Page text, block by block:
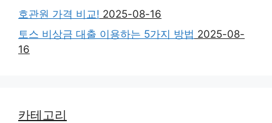
호관원 가격 비교! 2025-08-16
토스 비상금 대출 이용하는 5가지 방법 2025-08-
16
카테고리